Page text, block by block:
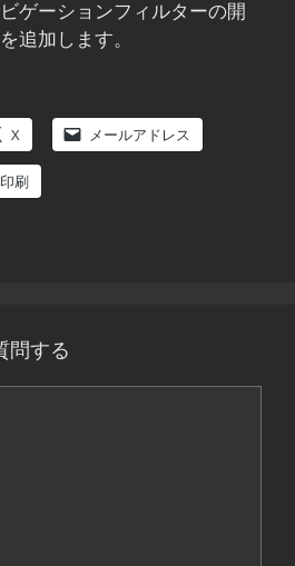
ゲーションフィルターの開
追加します。
X メールアドレス
印刷
問する